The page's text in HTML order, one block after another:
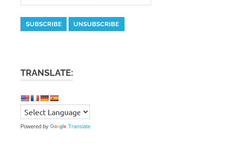
TRANSLATE:
Powered by Translate